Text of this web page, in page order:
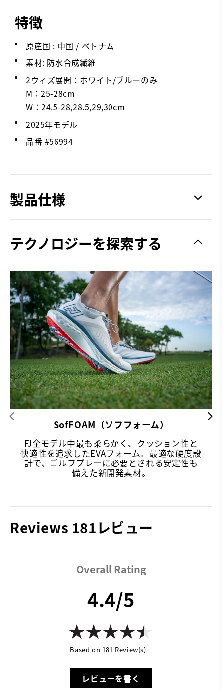
特徴
原産国 : 中国 / ベトナム
素材: 防水合成繊維
2ウィズ展開：ホワイト/ブルーのみ
M：25-28cm
W：24.5-28,28.5,29,30cm
2025年モデル
品番 #56994
製品仕様
安定性
クッション性 Soft
テクノロジーを探索する
SofFOAM（ソフフォーム）
FJ全モデル中最も柔らかく、クッション性と
快適性を追求したEVAフォーム。最適な硬度設
計で、ゴルフプレーに必要とされる安定性も
備えた新開発素材。​
Reviews 181レビュー
Overall Rating
4.4/5
Based on 181 Review(s)
レビューを書く